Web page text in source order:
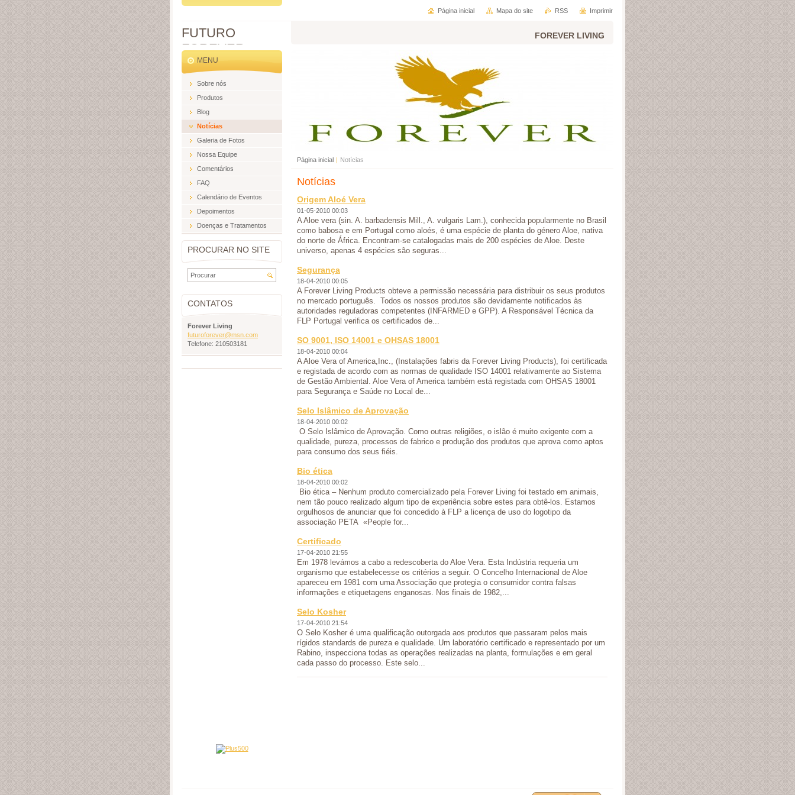
FUTURO
FOREVER
FOREVER LIVING
Página inicial | Notícias
Notícias
Origem Aloé Vera
01-05-2010 00:03
A Aloe vera (sin. A. barbadensis Mill., A. vulgaris Lam.), conhecida popularmente no Brasil
como babosa e em Portugal como aloés, é uma espécie de planta do género Aloe, nativa
do norte de África. Encontram-se catalogadas mais de 200 espécies de Aloe. Deste
universo, apenas 4 espécies são seguras...
Segurança
18-04-2010 00:05
A Forever Living Products obteve a permissão necessária para distribuir os seus produtos
no mercado português. Todos os nossos produtos são devidamente notificados às
autoridades reguladoras competentes (INFARMED e GPP). A Responsável Técnica da
FLP Portugal verifica os certificados de...
SO 9001, ISO 14001 e OHSAS 18001
18-04-2010 00:04
A Aloe Vera of America,Inc., (Instalações fabris da Forever Living Products), foi certificada
e registada de acordo com as normas de qualidade ISO 14001 relativamente ao Sistema
de Gestão Ambiental. Aloe Vera of America também está registada com OHSAS 18001
para Segurança e Saúde no Local de...
Selo Islâmico de Aprovação
18-04-2010 00:02
O Selo Islâmico de Aprovação. Como outras religiões, o islão é muito exigente com a
qualidade, pureza, processos de fabrico e produção dos produtos que aprova como aptos
para consumo dos seus fiéis.
Bio ética
18-04-2010 00:02
Bio ética – Nenhum produto comercializado pela Forever Living foi testado em animais,
nem tão pouco realizado algum tipo de experiência sobre estes para obtê-los. Estamos
orgulhosos de anunciar que foi concedido à FLP a licença de uso do logotipo da
associação PETA «People for...
Certificado
17-04-2010 21:55
Em 1978 levámos a cabo a redescoberta do Aloe Vera. Esta Indústria requeria um
organismo que estabelecesse os critérios a seguir. O Concelho Internacional de Aloe
apareceu em 1981 com uma Associação que protegia o consumidor contra falsas
informações e etiquetagens enganosas. Nos finais de 1982,...
Selo Kosher
17-04-2010 21:54
O Selo Kosher é uma qualificação outorgada aos produtos que passaram pelos mais
rígidos standards de pureza e qualidade. Um laboratório certificado e representado por um
Rabino, inspecciona todas as operações realizadas na planta, formulações e em geral
cada passo do processo. Este selo...
MENU
Sobre nós
Produtos
Blog
Notícias
Galeria de Fotos
Nossa Equipe
Comentários
FAQ
Calendário de Eventos
Depoimentos
Doenças e Tratamentos
PROCURAR NO SITE
CONTATOS
Forever Living
futuroforever@msn.com
Telefone: 210503181
Página inicial Mapa do site RSS Imprimir